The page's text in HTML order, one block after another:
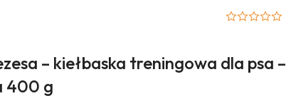
– kiełbaska treningowa dla psa –
400 g